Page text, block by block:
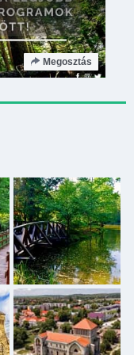
Megosztás